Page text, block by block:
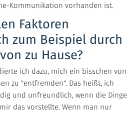
Kommunikation vorhanden ist.
Faktoren
zum Beispiel durch
zu Hause?
ich dazu, mich ein bisschen von
zu "entfremden". Das heißt, ich
und unfreundlich, wenn die Dinge
das vorstellte. Wenn man nur